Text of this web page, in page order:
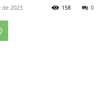
2023 0
158